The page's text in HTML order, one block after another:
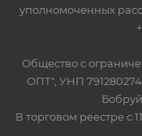
уполномоченных
Общество с
ОПТ", УНП 791280274
В торговом реестре с